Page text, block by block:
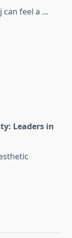
can feel a ...
Leaders in